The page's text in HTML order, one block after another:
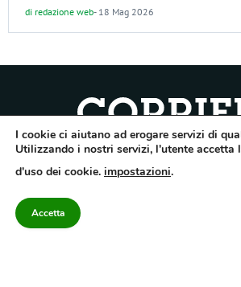
di redazione web- 18 Mag 2026
Quotidiano dell’Irpinia, a diffusione regionale. Reg.
Direttore responsabile Gianni Festa – Corriere srl – Via
Categorie
I cookie ci aiutano ad erogare servizi di
Utilizzando i nostri servizi, l'utente accetta
d'uso dei cookie. impostazioni.
Accetta